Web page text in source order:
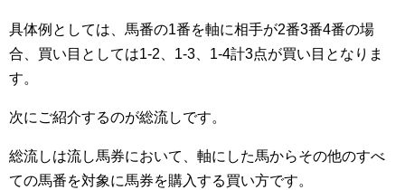
具体例としては、馬番の1番を軸に相手が2番3番4番の場
合、買い目としては1-2、1-3、1-4計3点が買い目となりま
す。
次にご紹介するのが総流しです。
総流しは流し馬券において、軸にした馬からその他のすべ
ての馬番を対象に馬券を購入する買い方です。